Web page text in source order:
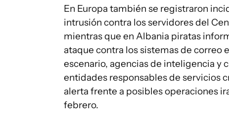
En Europa también se registraron
intrusión contra los servidores del
mientras que en Albania piratas
ataque contra los sistemas de
escenario, agencias de inteligencia y
entidades responsables de servicios
alerta frente a posibles operaciones
febrero.